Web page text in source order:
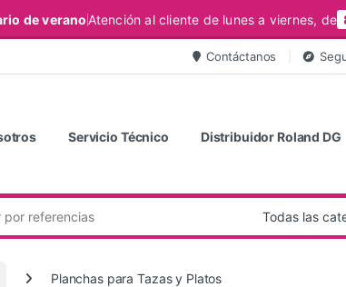
de veranoAtención al cliente de lunes a viernes, de
Contáctanos
Servicio Técnico Distribuidor Roland DG
Planchas para Tazas y Platos